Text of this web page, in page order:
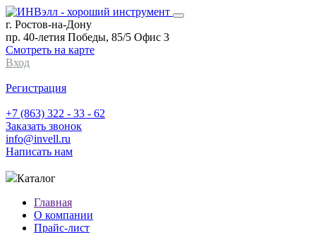
г. Ростов-на-Дону
пр. 40-летия Победы, 85/5 Офис 3
Смотреть на карте
Вход
Регистрация
+7 (863) 322 - 33 - 62
Заказать звонок
info@invell.ru
Написать нам
Каталог
Главная
О компании
Прайс-лист